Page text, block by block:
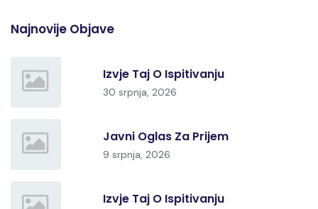
Najnovije Objave
Izvje Taj O Ispitivanju
30 srpnja, 2026
Javni Oglas Za Prijem
9 srpnja, 2026
Izvje Taj O Ispitivanju